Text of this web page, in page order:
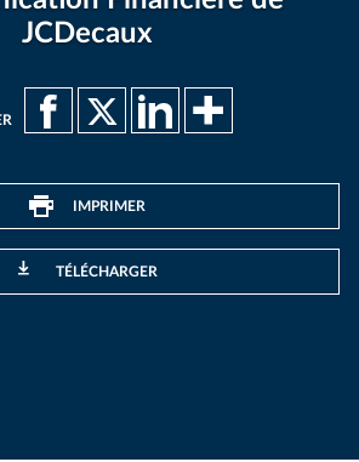
JCDecaux
IMPRIMER
TÉLÉCHARGER